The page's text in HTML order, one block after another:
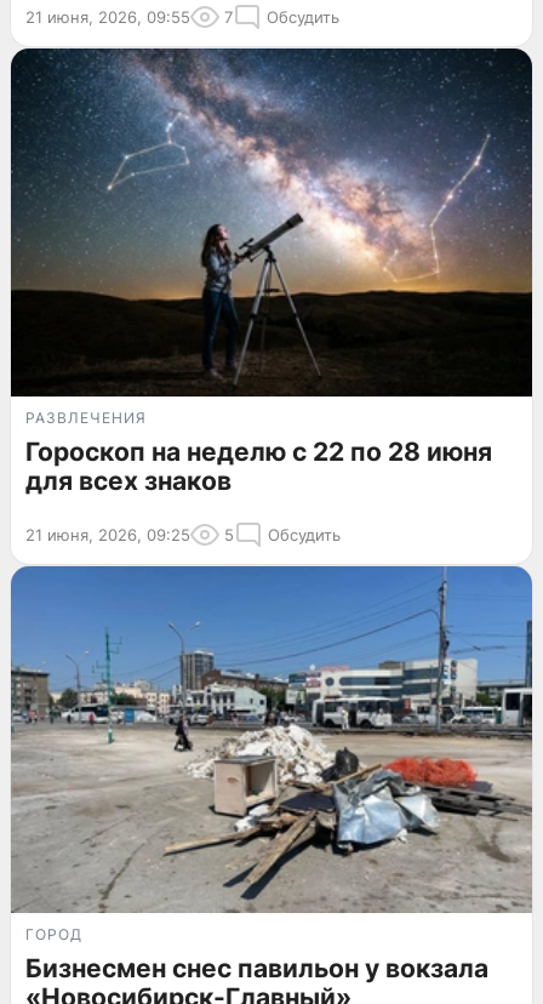
21 июня, 2026, 09:55 7 Обсудить
РАЗВЛЕЧЕНИЯ
Гороскоп на неделю с 22 по 28 июня
для всех знаков
21 июня, 2026, 09:25 5 Обсудить
ГОРОД
Бизнесмен снес павильон у вокзала
«Новосибирск-Главный»